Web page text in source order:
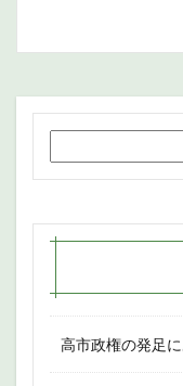
高市政権の発足